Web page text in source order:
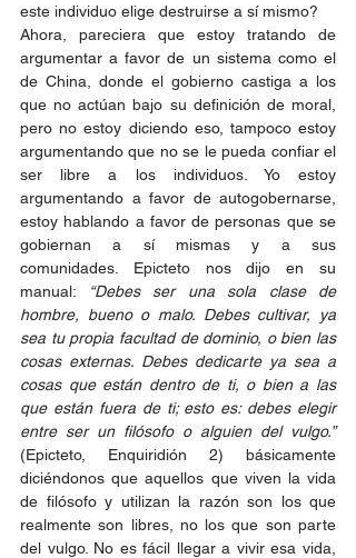
este individuo elige destruirse a sí mismo?
Ahora, pareciera que estoy tratando de
argumentar a favor de un sistema como el
de China, donde el gobierno castiga a los
que no actúan bajo su definición de moral,
pero no estoy diciendo eso, tampoco estoy
argumentando que no se le pueda confiar el
ser libre a los individuos. Yo estoy
argumentando a favor de autogobernarse,
estoy hablando a favor de personas que se
gobiernan a sí mismas y a sus
comunidades. Epicteto nos dijo en su
manual:
“Debes ser una sola clase de
hombre, bueno o malo. Debes cultivar, ya
sea tu propia facultad de dominio, o bien las
cosas externas. Debes dedicarte ya sea a
cosas que están dentro de ti, o bien a las
que están fuera de ti; esto es: debes elegir
entre ser un filósofo o alguien del vulgo.”
(Epicteto, Enquiridión 2) básicamente
diciéndonos que aquellos que viven la vida
de filósofo y utilizan la razón son los que
realmente son libres, no los que son parte
del vulgo. No es fácil llegar a vivir esa vida,